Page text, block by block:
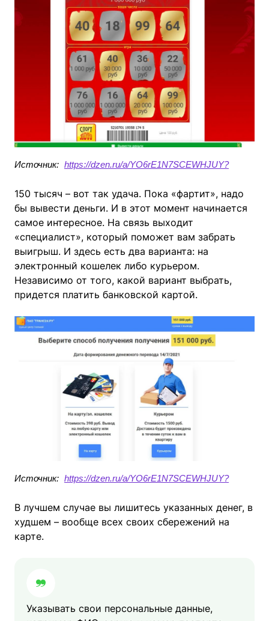
Источник: https://dzen.ru/a/YO6rE1N7SCEWHJUY?
150 тысяч – вот так удача. Пока «фартит», надо
бы вывести деньги. И в этот момент начинается
самое интересное. На связь выходит
«специалист», который поможет вам забрать
выигрыш. И здесь есть два варианта: на
электронный кошелек либо курьером.
Независимо от того, какой вариант выбрать,
придется платить банковской картой.
Источник: https://dzen.ru/a/YO6rE1N7SCEWHJUY?
В лучшем случае вы лишитесь указанных денег, в
худшем – вообще всех своих сбережений на
карте.
Указывать свои персональные данные,